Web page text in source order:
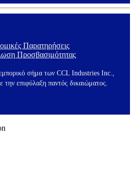
F
o
t
e
Παρατηρήσεις
Προσβασιμότητας
σήμα των CCL Industries Inc.,
επιφύλαξη παντός δικαιώματος.